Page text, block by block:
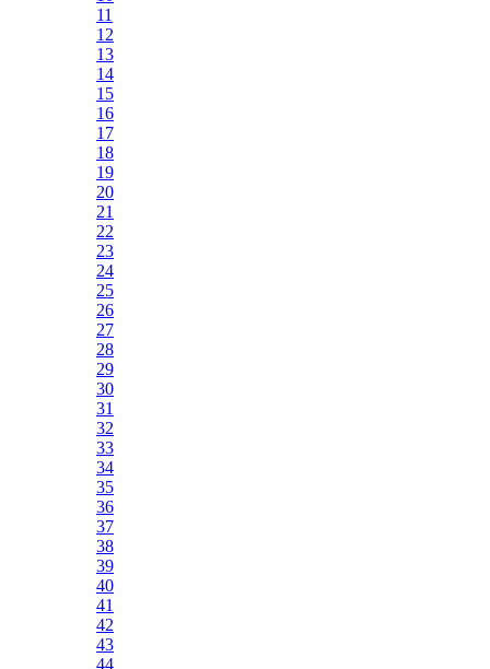
11
12
13
14
15
16
17
18
19
20
21
22
23
24
25
26
27
28
29
30
31
32
33
34
35
36
37
38
39
40
41
42
43
44